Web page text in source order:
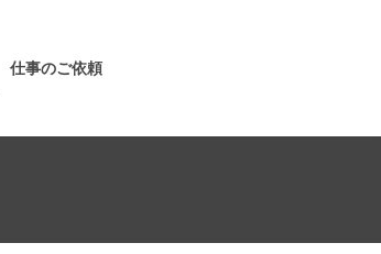
仕事のご依頼